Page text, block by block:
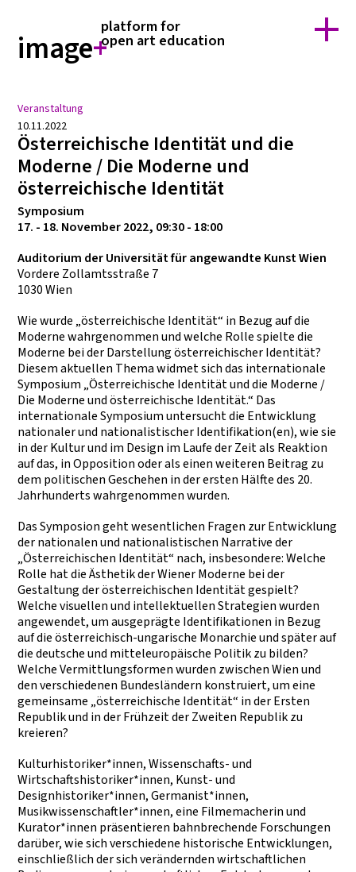
image+
platform for
open art education
forschungüber image+
kontaktsuche
Veranstaltung
10.11.2022
Österreichische Identität und die
Moderne / Die Moderne und
österreichische Identität
Symposium
17. - 18. November 2022, 09:30 - 18:00
Auditorium der Universität für angewandte Kunst Wien
Vordere Zollamtsstraße 7
1030 Wien
Wie wurde „österreichische Identität“ in Bezug auf die
Moderne wahrgenommen und welche Rolle spielte die
Moderne bei der Darstellung österreichischer Identität?
Diesem aktuellen Thema widmet sich das internationale
Symposium „Österreichische Identität und die Moderne /
Die Moderne und österreichische Identität.“ Das
internationale Symposium untersucht die Entwicklung
nationaler und nationalistischer Identifikation(en), wie sie
in der Kultur und im Design im Laufe der Zeit als Reaktion
auf das, in Opposition oder als einen weiteren Beitrag zu
dem politischen Geschehen in der ersten Hälfte des 20.
Jahrhunderts wahrgenommen wurden.
Das Symposion geht wesentlichen Fragen zur Entwicklung
der nationalen und nationalistischen Narrative der
„Österreichischen Identität“ nach, insbesondere: Welche
Rolle hat die Ästhetik der Wiener Moderne bei der
Gestaltung der österreichischen Identität gespielt?
Welche visuellen und intellektuellen Strategien wurden
angewendet, um ausgeprägte Identifikationen in Bezug
auf die österreichisch-ungarische Monarchie und später auf
die deutsche und mitteleuropäische Politik zu bilden?
Welche Vermittlungsformen wurden zwischen Wien und
den verschiedenen Bundesländern konstruiert, um eine
gemeinsame „österreichische Identität“ in der Ersten
Republik und in der Frühzeit der Zweiten Republik zu
kreieren?
Kulturhistoriker*innen, Wissenschafts- und
Wirtschaftshistoriker*innen, Kunst- und
Designhistoriker*innen, Germanist*innen,
Musikwissenschaftler*innen, eine Filmemacherin und
Kurator*innen präsentieren bahnbrechende Forschungen
darüber, wie sich verschiedene historische Entwicklungen,
einschließlich der sich verändernden wirtschaftlichen